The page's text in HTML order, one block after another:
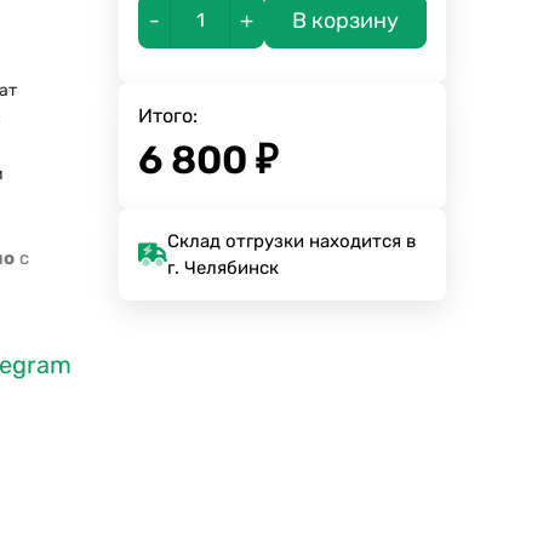
с
- + В корзину
Итого:
6 800 ₽
Склад отгрузки находится в
г. Челябинск